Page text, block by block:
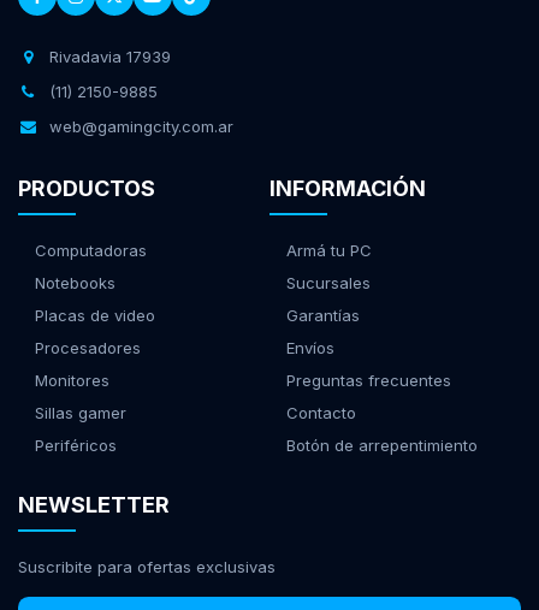
Rivadavia 17939
(11) 2150-9885
web@gamingcity.com.ar
PRODUCTOS
Computadoras
Notebooks
Placas de video
Procesadores
Monitores
Sillas gamer
Periféricos
INFORMACIÓN
Armá tu PC
Sucursales
Garantías
Envíos
Preguntas frecuentes
Contacto
Botón de arrepentimiento
NEWSLETTER
Suscribite para ofertas exclusivas